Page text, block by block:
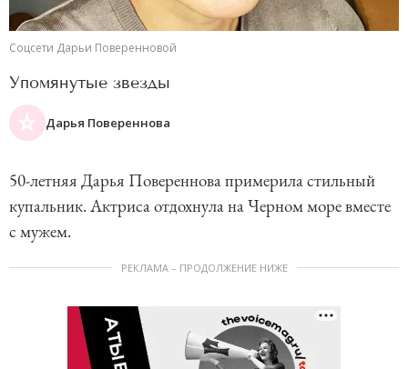
Соцсети Дарьи Поверенновой
Упомянутые звезды
Дарья Повереннова
50-летняя Дарья Повереннова примерила стильный
купальник. Актриса отдохнула на Черном море вместе
с мужем.
РЕКЛАМА – ПРОДОЛЖЕНИЕ НИЖЕ